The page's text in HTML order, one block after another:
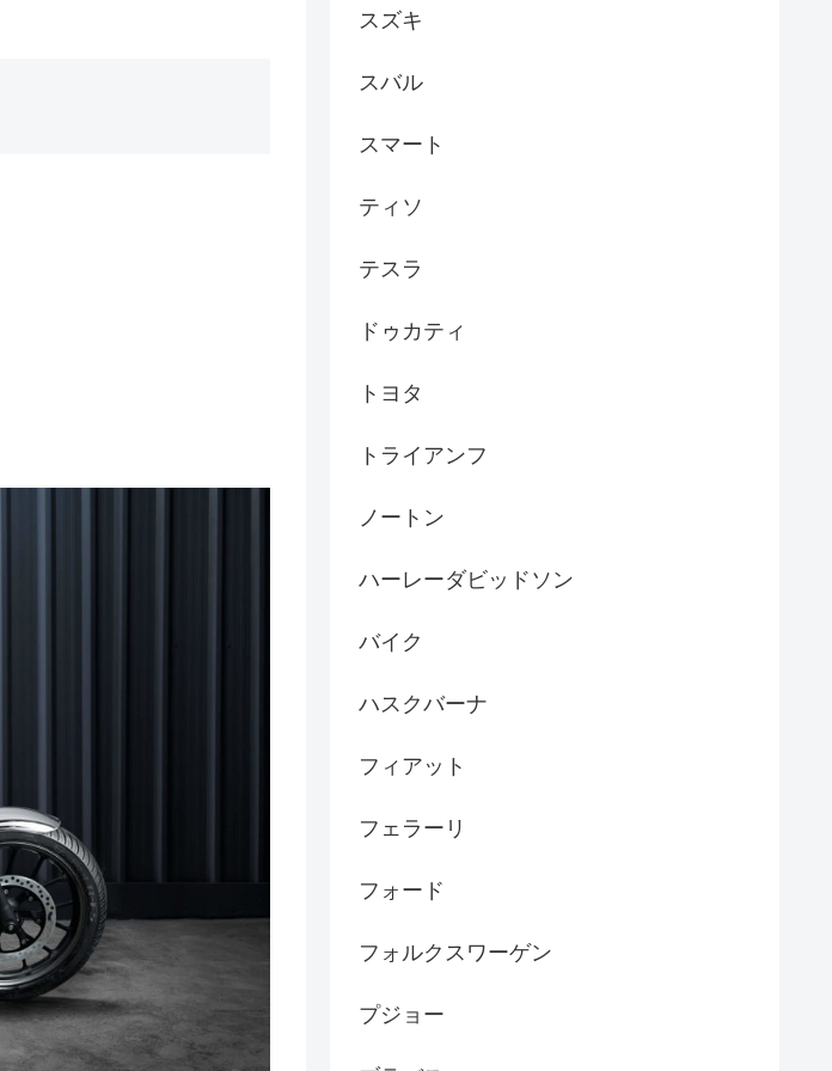
スズキ
スバル
スマート
ティソ
テスラ
ドゥカティ
トヨタ
トライアンフ
ノートン
ハーレーダビッドソン
バイク
ハスクバーナ
フィアット
フェラーリ
フォード
フォルクスワーゲン
プジョー